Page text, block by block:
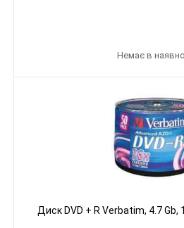
Немає в
Диск DVD + R Verbatim, 4.7 Gb,